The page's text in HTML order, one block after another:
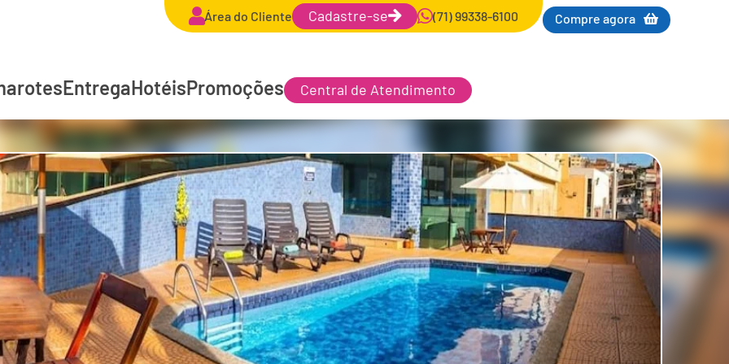
Área do Cliente Cadastre-se (71) 99338-6100 Compre agora
EntregaHotéisPromoções Central de Atendimento